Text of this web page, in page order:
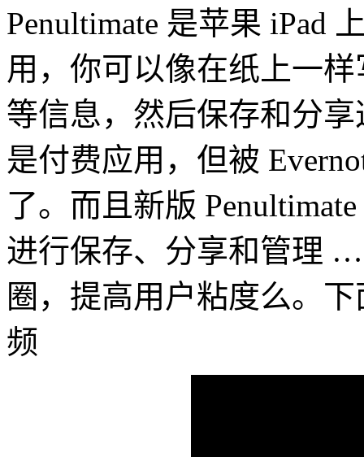
Penultimate 是苹果 iPad
用，你可以像在纸上一
等信息，然后保存和分享
是付费应用，但被
了。而且新版
进行保存、分享和管理
圈，提高用户粘度么。
频